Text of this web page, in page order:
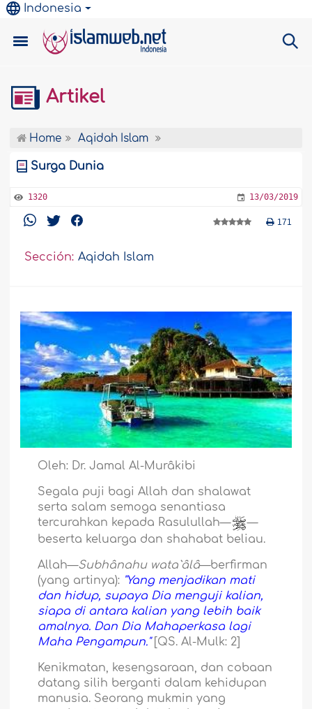
Indonesia
Artikel
Home Aqidah Islam
Surga Dunia
1320 13/03/2019
171
Sección: Aqidah Islam
Oleh: Dr. Jamal Al-Murâkibi
Segala puji bagi Allah dan shalawat
serta salam semoga senantiasa
tercurahkan kepada Rasulullah—
—
beserta keluarga dan shahabat beliau.
Allah—Subhânahu wata`âlâ—berfirman
(yang artinya): "Yang menjadikan mati
dan hidup, supaya Dia menguji kalian,
siapa di antara kalian yang lebih baik
amalnya. Dan Dia Mahaperkasa lagi
Maha Pengampun."[QS. Al-Mulk: 2]
Kenikmatan, kesengsaraan, dan cobaan
datang silih berganti dalam kehidupan
manusia. Seorang mukmin yang